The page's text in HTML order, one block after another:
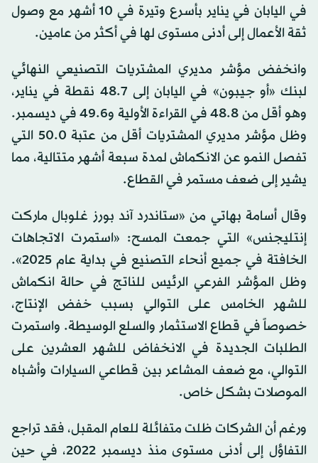
في اليابان في يناير بأسرع وتيرة في 10 أشهر مع وصول
ثقة الأعمال إلى أدنى مستوى لها في أكثر من عامين.
وانخفض مؤشر مديري المشتريات التصنيعي النهائي
لبنك «أو جيبون» في اليابان إلى 48.7 نقطة في يناير،
وهو أقل من 48.8 في القراءة الأولية و49.6 في ديسمبر.
وظل مؤشر مديري المشتريات أقل من عتبة 50.0 التي
تفصل النمو عن الانكماش لمدة سبعة أشهر متتالية، مما
يشير إلى ضعف مستمر في القطاع.
وقال أسامة بهاتي من «ستاندرد آند بورز غلوبال ماركت
إنتليجنس» التي جمعت المسح: «استمرت الاتجاهات
الخافتة في جميع أنحاء التصنيع في بداية عام 2025».
وظل المؤشر الفرعي الرئيس للناتج في حالة انكماش
للشهر الخامس على التوالي بسبب خفض الإنتاج،
خصوصاً في قطاع الاستثمار والسلع الوسيطة. واستمرت
الطلبات الجديدة في الانخفاض للشهر العشرين على
التوالي، مع ضعف المشاعر بين قطاعي السيارات وأشباه
الموصلات بشكل خاص.
ورغم أن الشركات ظلت متفائلة للعام المقبل، فقد تراجع
التفاؤل إلى أدنى مستوى منذ ديسمبر 2022، في حين